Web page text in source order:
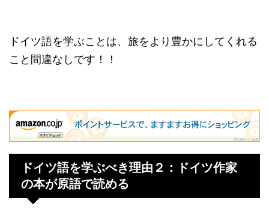
ドイツ語を学ぶことは、旅をより豊かにしてくれる
こと間違なしです！！
ドイツ語を学ぶべき理由２：ドイツ作家
の本が原語で読める